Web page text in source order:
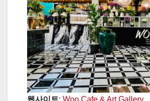
웹사이트: Woo Cafe & Art Gallery